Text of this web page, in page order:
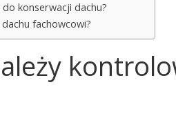
do konserwacji dachu?
fachowcowi?